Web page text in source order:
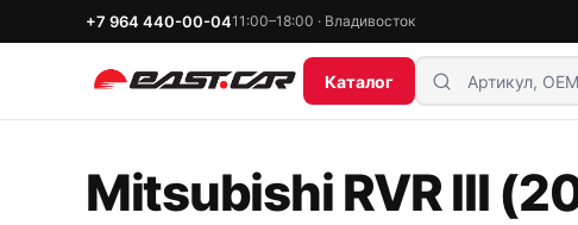
+7 964 440-00-0411:00–18:00 · Владивосток
Каталог
Mitsubishi RVR III